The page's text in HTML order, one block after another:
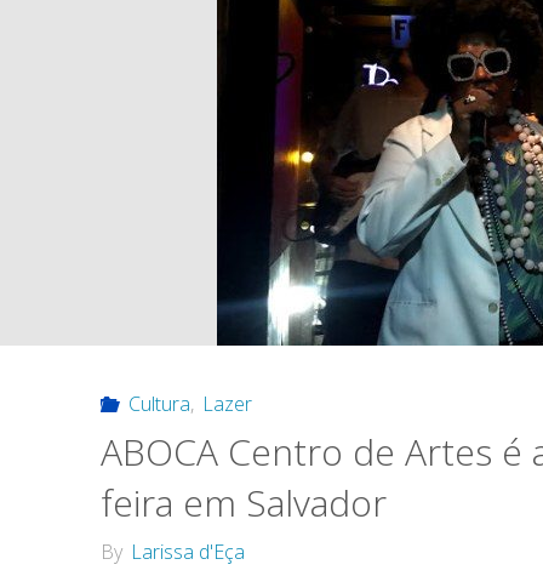
Cultura, Lazer
ABOCA Centro de Artes
feira em Salvador
By Larissa d'Eça